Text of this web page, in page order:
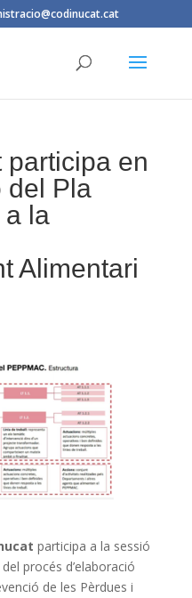
participa en
del Pla
a la
Alimentari
participa a la sessió
procés d’elaboració
de les Pèrdues i